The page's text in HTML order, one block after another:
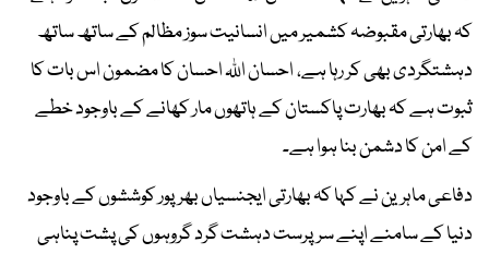
کہ بھارتی مقبوضہ کشمیر میں انسانیت سوز مظالم کے ساتھ ساتھ
دہشتگردی بھی کر رہا ہے، احسان اللہ احسان کا مضمون اس بات کا
ثبوت ہے کہ بھارت پاکستان کے ہاتھوں مار کھانے کے باوجود خطے
کے امن کا دشمن بنا ہوا ہے۔
دفاعی ماہرین نے کہا کہ بھارتی ایجنسیاں بھرپور کوششوں کے باوجود
دنیا کے سامنے اپنے سرپرست دہشت گرد گروہوں کی پشت پناہی